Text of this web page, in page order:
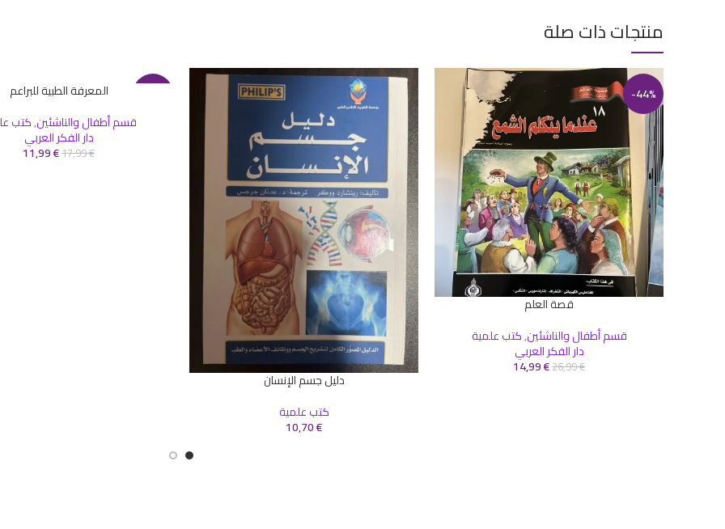
منتجات ذات صلة
-44%
قصة العلم
قسم أطفال والناشئين,كتب علمية
دار الفكر العربي
26,99€
14,99€
دليل جسم الإنسان
كتب علمية
10,70€
إضافة إلى السلةالمعرفة الطبية للبراعم
قسم أطفال والناشئين,كتب
دار الفكر العربي
17,99€
11,99€